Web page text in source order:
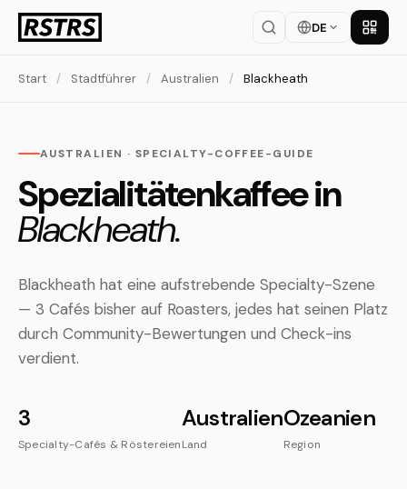
DE App
Start / Stadtführer / Australien / Blackheath
AUSTRALIEN · SPECIALTY-COFFEE-GUIDE
Spezialitätenkaffee in
Blackheath.
Blackheath hat eine aufstrebende Specialty-Szene
— 3 Cafés bisher auf Roasters, jedes hat seinen Platz
durch Community-Bewertungen und Check-ins
verdient.
3
Specialty-Cafés & Röstereien
Australien
Land
Ozeanien
Region